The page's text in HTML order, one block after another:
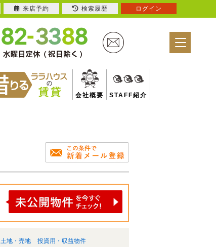
会社概要 STAFF紹介
土地・売地 投資用・収益物件
来店予約 検索履歴 ログイン